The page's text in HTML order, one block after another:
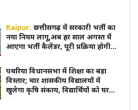
Raipur: छत्तीसगढ़ में सरकारी भर्ती का
नया नियम लागू,अब हर साल अगस्त में
आएगा भर्ती कैलेंडर, पूरी प्रक्रिया होगी
पथरिया विधानसभा में शिक्षा का बड़ा
विस्तार; चार शासकीय विद्यालयों में
खुलेगा कृषि संकाय, विद्यार्थियों को घर